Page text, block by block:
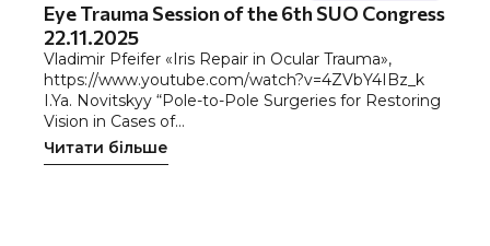
Eye Trauma Session of the 6th SUO Congress
22.11.2025
Vladimir Pfeifer «Iris Repair in Ocular Trauma»,
https://www.youtube.com/watch?v=4ZVbY4IBz_k
I.Ya. Novitskyy “Pole-to-Pole Surgeries for Restoring
Vision in Cases of…
Читати більше